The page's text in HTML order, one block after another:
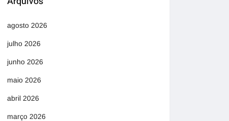
agosto 2026
julho 2026
junho 2026
maio 2026
abril 2026
março 2026